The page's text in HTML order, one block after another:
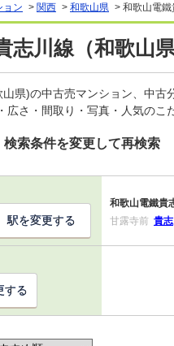
ョン > 関西 > 和歌山県 > 和歌山電
志川線（和歌山
県)の中古売マンション、中
広さ・間取り・写真・人気のこ
索条件を変更して再検索
和歌山電鐵貴
甘露寺前 貴志
駅を変更する
する